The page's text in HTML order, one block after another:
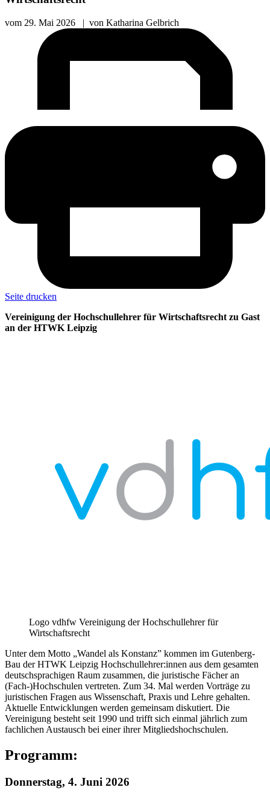
vom 29. Mai 2026 | von Katharina Gelbrich
Seite drucken
Vereinigung der Hochschullehrer für Wirtschaftsrecht zu Gast
an der HTWK Leipzig
Logo vdhfw Vereinigung der Hochschullehrer für
Wirtschaftsrecht
Unter dem Motto „Wandel als Konstanz” kommen im Gutenberg-
Bau der HTWK Leipzig Hochschullehrer:innen aus dem gesamten
deutschsprachigen Raum zusammen, die juristische Fächer an
(Fach-)Hochschulen vertreten. Zum 34. Mal werden Vorträge zu
juristischen Fragen aus Wissenschaft, Praxis und Lehre gehalten.
Aktuelle Entwicklungen werden gemeinsam diskutiert. Die
Vereinigung besteht seit 1990 und trifft sich einmal jährlich zum
fachlichen Austausch bei einer ihrer Mitgliedshochschulen.
Programm:
Donnerstag, 4. Juni 2026